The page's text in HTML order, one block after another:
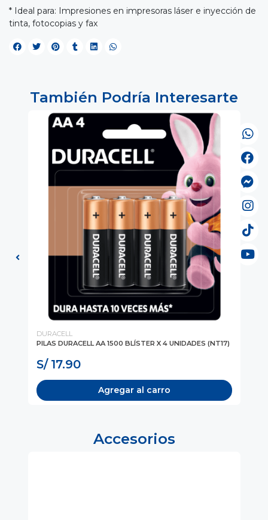
* Ideal para: Impresiones en impresoras láser e inyección de
tinta, fotocopias y fax
También Podría Interesarte
DURACELL
PILAS DURACELL AA 1500 BLÍSTER X 4 UNIDADES (NT17)
S/ 17.90
Agregar al carro
Accesorios